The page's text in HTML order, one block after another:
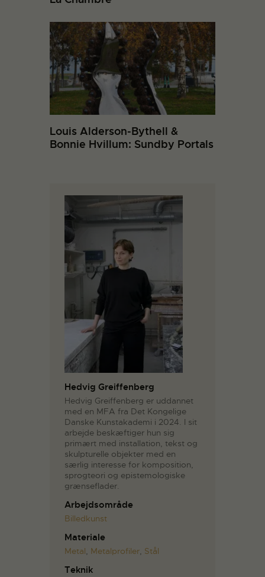
Louis Alderson-Bythell &
Bonnie Hvillum: Sundby Portals
Hedvig Greiffenberg
Hedvig Greiffenberg er uddannet
med en MFA fra Det Kongelige
Danske Kunstakademi i 2024. I sit
arbejde beskæftiger hun sig
primært med installation, tekst og
skulpturelle objekter med en
særlig interesse for komposition,
sprogteori og epistemologiske
grænseflader.
Arbejdsområde
Billedkunst
Materiale
Metal, Metalprofiler, Stål
Teknik